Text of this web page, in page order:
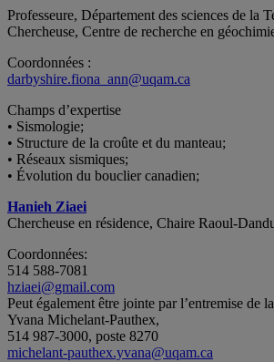
Professeure, Département des sciences de la
Chercheuse, Centre de recherche en
Coordonnées :
darbyshire.fiona_ann@uqam.ca
Champs d’expertise
• Sismologie;
• Structure de la croûte et du manteau;
• Réseaux sismiques;
• Évolution du bouclier canadien;
Hanieh Ziaei
Chercheuse en résidence, Chaire Raoul-
Coordonnées:
514 588-7081
hziaei@gmail.com
Peut également être jointe par l’entremise de
Yvana Michelant-Pauthex,
514 987-3000, poste 8270
michelant-pauthex.yvana@uqam.ca